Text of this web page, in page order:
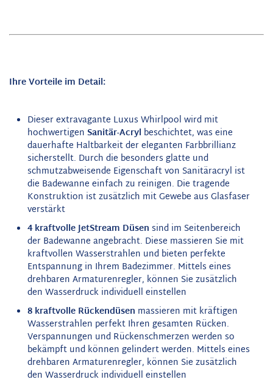
Ihre Vorteile im Detail:
Dieser extravagante Luxus Whirlpool wird mit
hochwertigen Sanitär-Acryl beschichtet, was eine
dauerhafte Haltbarkeit der eleganten Farbbrillianz
sicherstellt. Durch die besonders glatte und
schmutzabweisende Eigenschaft von Sanitäracryl ist
die Badewanne einfach zu reinigen. Die tragende
Konstruktion ist zusätzlich mit Gewebe aus Glasfaser
verstärkt
4 kraftvolle JetStream Düsen sind im Seitenbereich
der Badewanne angebracht. Diese massieren Sie mit
kraftvollen Wasserstrahlen und bieten perfekte
Entspannung in Ihrem Badezimmer. Mittels eines
drehbaren Armaturenregler, können Sie zusätzlich
den Wasserdruck individuell einstellen
8 kraftvolle Rückendüsen massieren mit kräftigen
Wasserstrahlen perfekt Ihren gesamten Rücken.
Verspannungen und Rückenschmerzen werden so
bekämpft und können gelindert werden. Mittels eines
drehbaren Armaturenregler, können Sie zusätzlich
den Wasserdruck individuell einstellen